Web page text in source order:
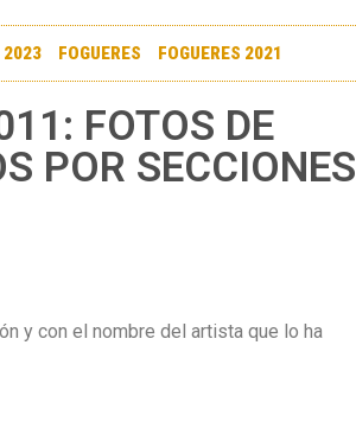
2023 FOGUERES FOGUERES 2021
FOTOS DE
POR SECCIONES
y con el nombre del artista que lo ha